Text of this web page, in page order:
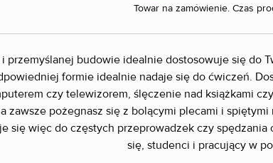
Towar na zamówienie. Czas
przemyślanej budowie idealnie dostosowuje się do
formie idealnie nadaje się do ćwiczeń.
czy telewizorem, ślęczenie nad książkami
zawsze pożegnasz się z bolącymi plecami i
się więc do częstych przeprowadzek czy
się, studenci i pracujący w